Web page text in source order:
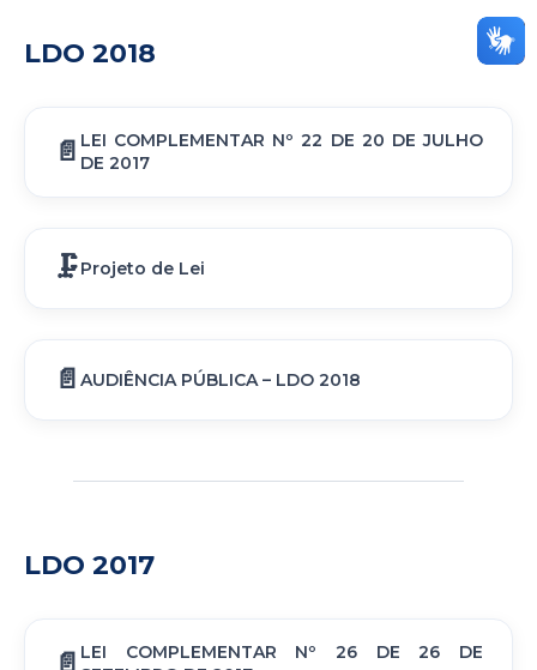
LDO 2018
LEI COMPLEMENTAR Nº 22 DE 20 DE JULHO
DE 2017
Projeto de Lei
AUDIÊNCIA PÚBLICA – LDO 2018
LDO 2017
LEI COMPLEMENTAR Nº 26 DE 26 DE